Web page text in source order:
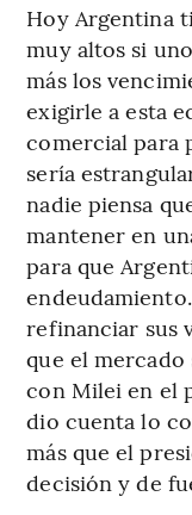
Hoy Argentina
muy altos si
más los
exigirle a esta
comercial para
sería
nadie piensa
mantener en
para que
refinanciar sus
que el
con Milei en el
dio cuenta lo
más que el
decisión y de